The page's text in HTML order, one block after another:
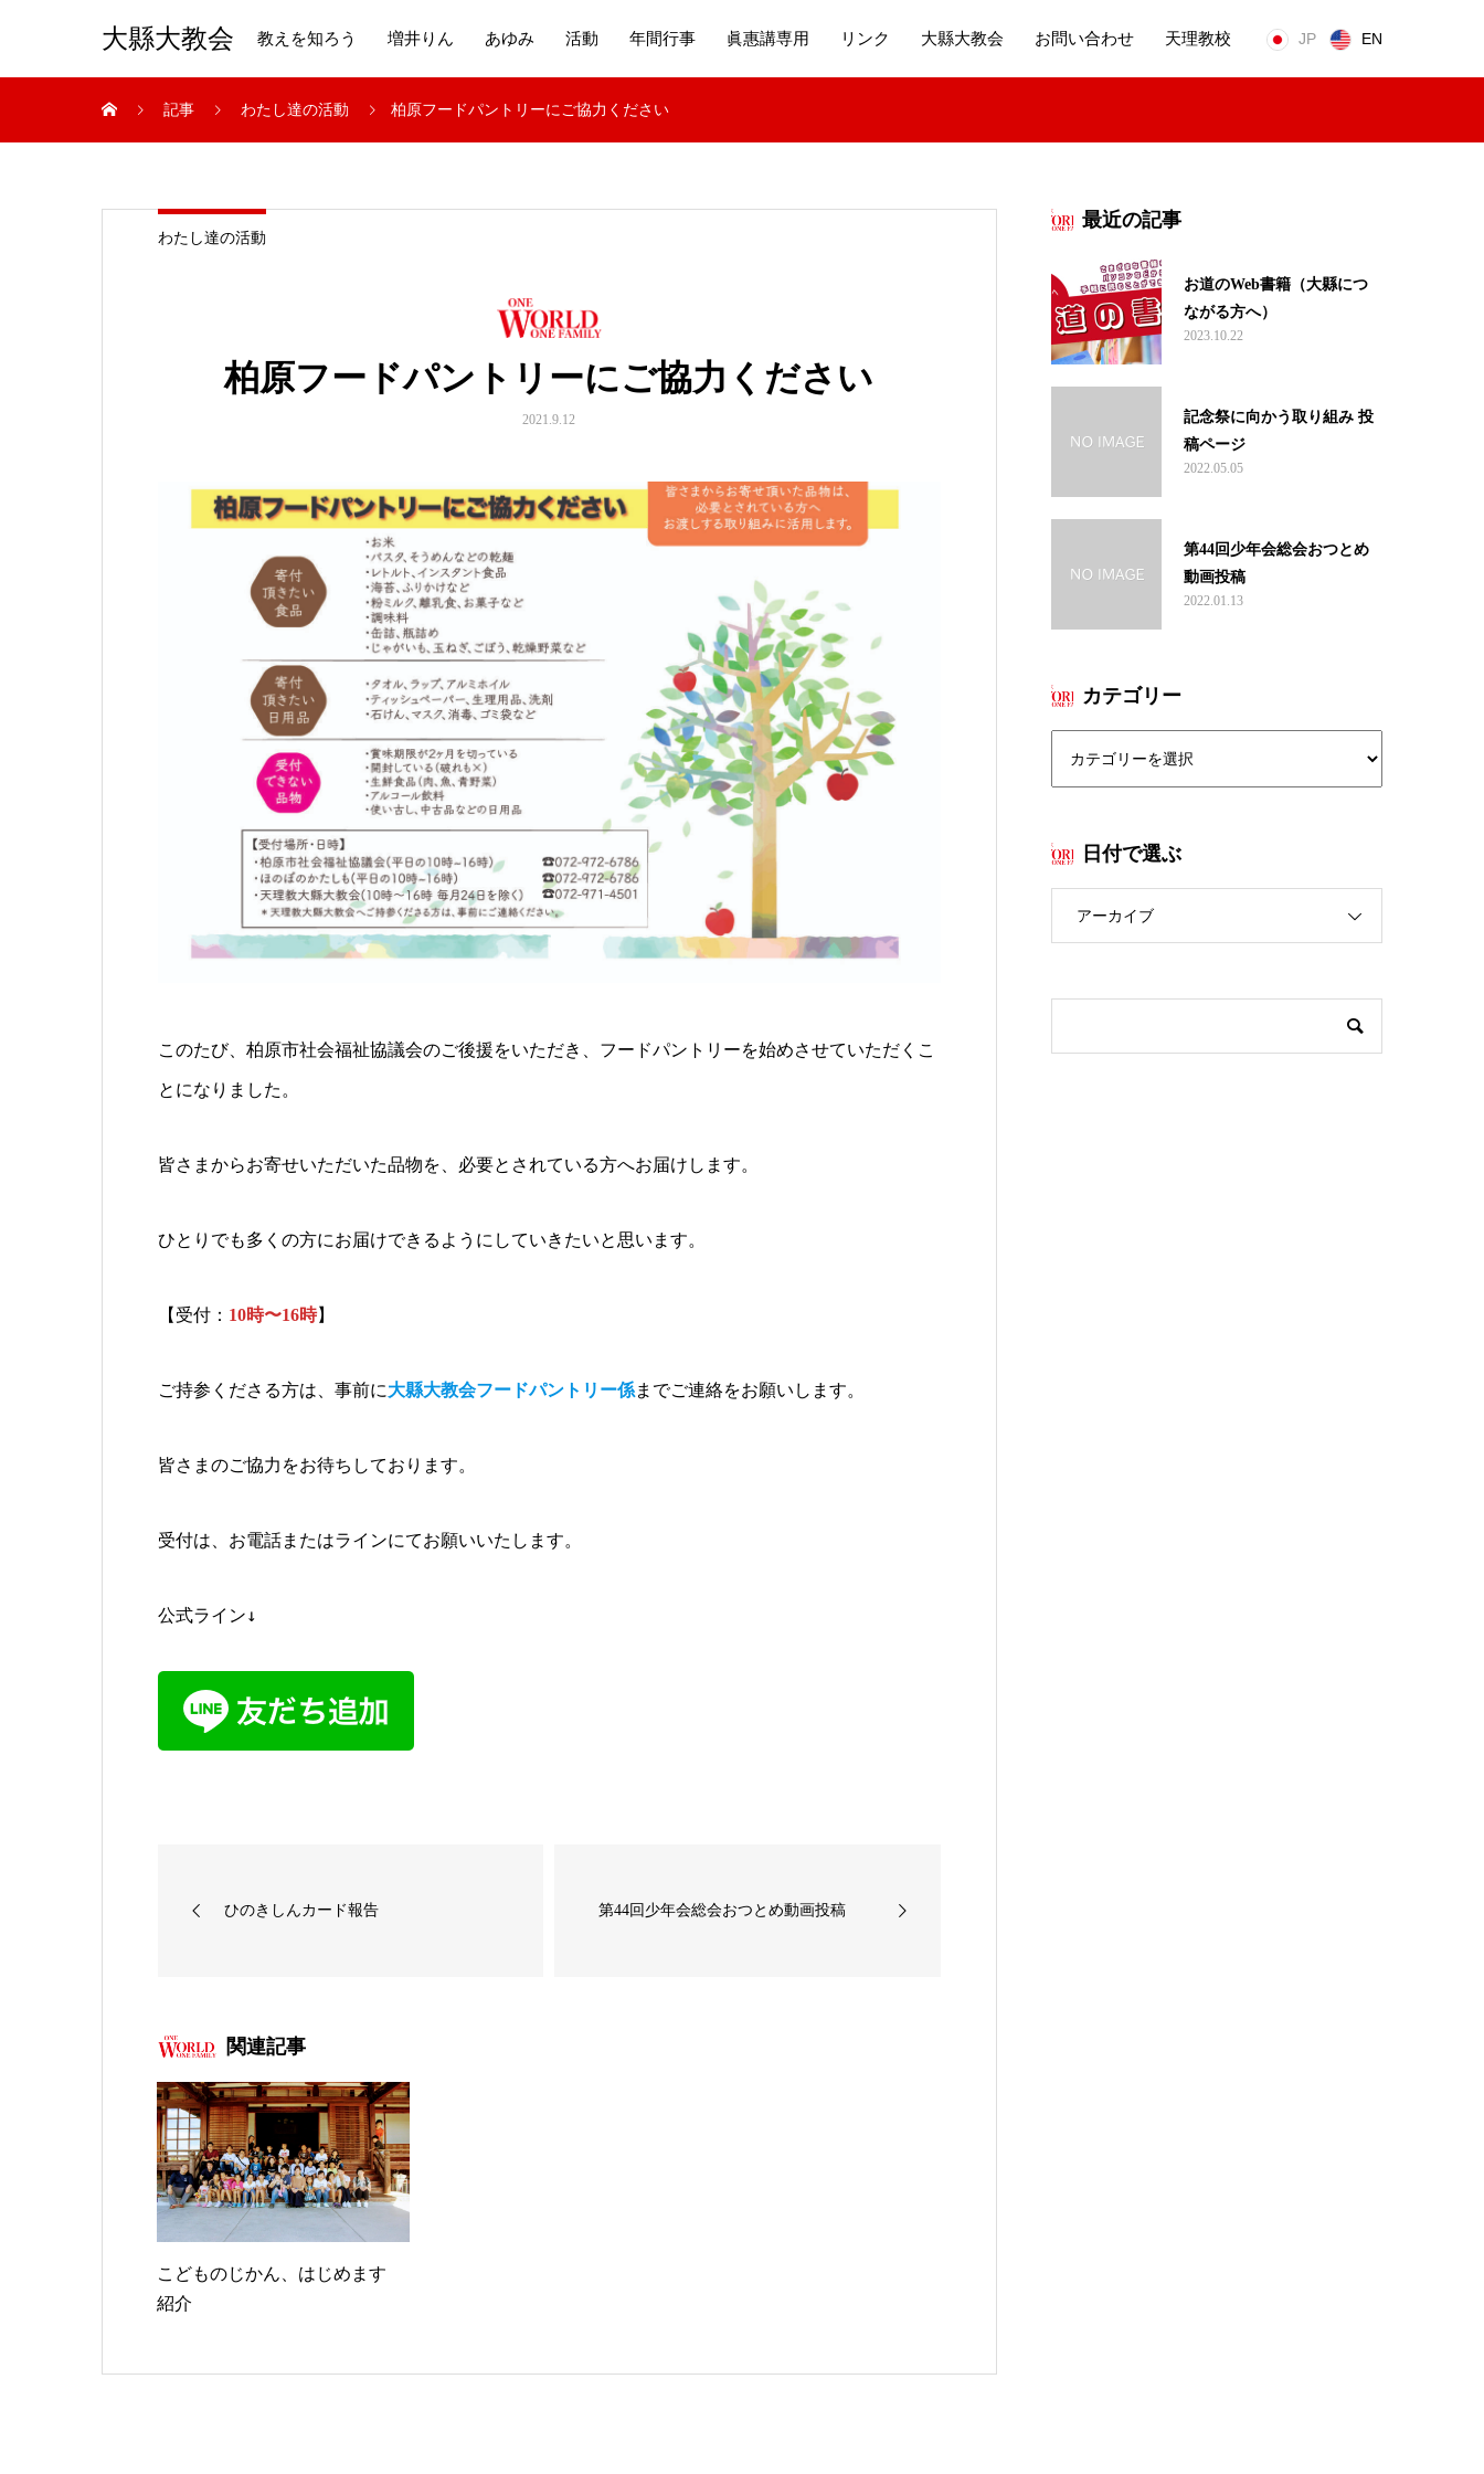
大縣大教会 教えを知ろう 増井りん あゆみ 活動 年間行事 眞惠講専用 リンク 大縣大教会 お問い合わせ 天理教校 JP EN
記事 わたし達の活動 柏原フードパントリーにご協力ください
わたし達の活動
柏原フードパントリーにご協力ください
2021.9.12
このたび、柏原市社会福祉協議会のご後援をいただき、フードパントリーを始めさせていただくこ
とになりました。
皆さまからお寄せいただいた品物を、必要とされている方へお届けします。
ひとりでも多くの方にお届けできるようにしていきたいと思います。
【受付： 10時〜16時】
ご持参くださる方は、事前に大縣大教会フードパントリー係までご連絡をお願いします。
皆さまのご協力をお待ちしております。
受付は、お電話またはラインにてお願いいたします。
公式ライン↓
ひのきしんカード報告 第44回少年会総会おつとめ動画投稿
関連記事
こどものじかん、はじめます
紹介
最近の記事
お道のWeb書籍（大縣につ
ながる方へ）
2023.10.22
記念祭に向かう取り組み 投
稿ページ
2022.05.05
第44回少年会総会おつとめ
動画投稿
2022.01.13
カテゴリー
日付で選ぶ
アーカイブ